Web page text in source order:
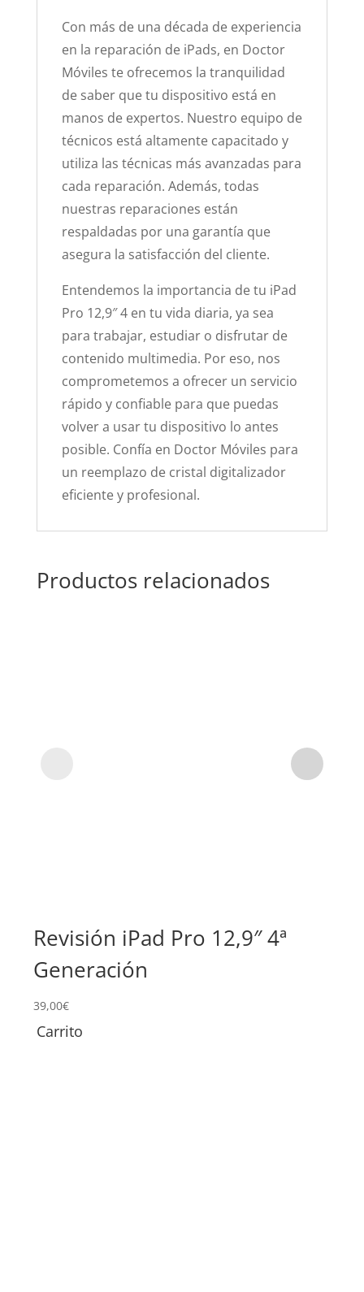
Con más de una década de experiencia
en la reparación de iPads, en Doctor
Móviles te ofrecemos la tranquilidad
de saber que tu dispositivo está en
manos de expertos. Nuestro equipo de
técnicos está altamente capacitado y
utiliza las técnicas más avanzadas para
cada reparación. Además, todas
nuestras reparaciones están
respaldadas por una garantía que
asegura la satisfacción del cliente.
Entendemos la importancia de tu iPad
Pro 12,9″ 4 en tu vida diaria, ya sea
para trabajar, estudiar o disfrutar de
contenido multimedia. Por eso, nos
comprometemos a ofrecer un servicio
rápido y confiable para que puedas
volver a usar tu dispositivo lo antes
posible. Confía en Doctor Móviles para
un reemplazo de cristal digitalizador
eficiente y profesional.
Productos relacionados
Revisión iPad Pro 12,9″ 4ª
Generación
39,00€
Carrito